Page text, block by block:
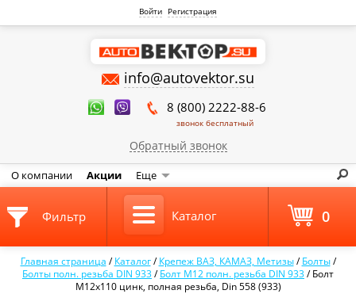
Войти Регистрация
info@autovektor.su
8 (800) 2222-88-6
звонок бесплатный
Обратный звонок
О компании Акции Еще
Главная страница /Каталог /Крепеж ВАЗ, КАМАЗ, Метизы /Болты /
Болты полн. резьба DIN 933/Болт М12 полн. резьба DIN 933/Болт
М12х110 цинк, полная резьба, Din 558 (933)
Фильтр Каталог 0